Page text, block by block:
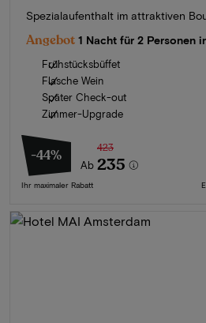
Spezialaufenthalt im attraktiven
Angebot 1 Nacht für 2 Personen
Frühstücksbüffet
Flasche Wein
Später Check-out
Zimmer-Upgrade
-44%
Ab
423
235
Ihr maximaler Rabatt